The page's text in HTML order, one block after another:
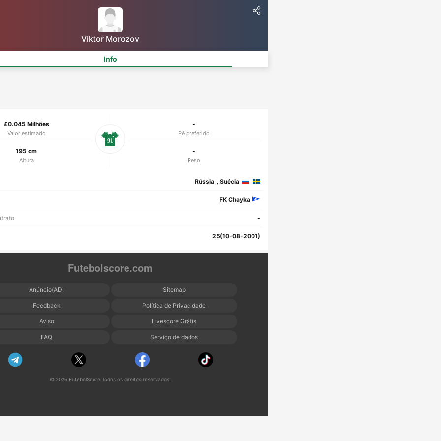
Viktor Morozov
Info
£0.045 Milhões
Valor estimado
-
Pé preferido
195 cm
Altura
-
Peso
91
Rússia，Suécia
FK Chayka
-
25(10-08-2001)
Futebolscore.com
Anúncio(AD) Sitemap
Feedback Política de Privacidade
Aviso Livescore Grátis
FAQ Serviço de dados
© 2026 FutebolScore Todos os direitos reservados.